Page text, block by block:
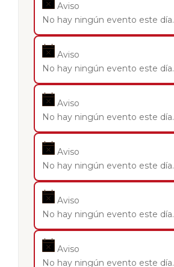
Aviso
No hay ningún evento este día.
Aviso
No hay ningún evento este día.
Aviso
No hay ningún evento este día.
Aviso
No hay ningún evento este día.
Aviso
No hay ningún evento este día.
Aviso
No hay ningún evento este día.